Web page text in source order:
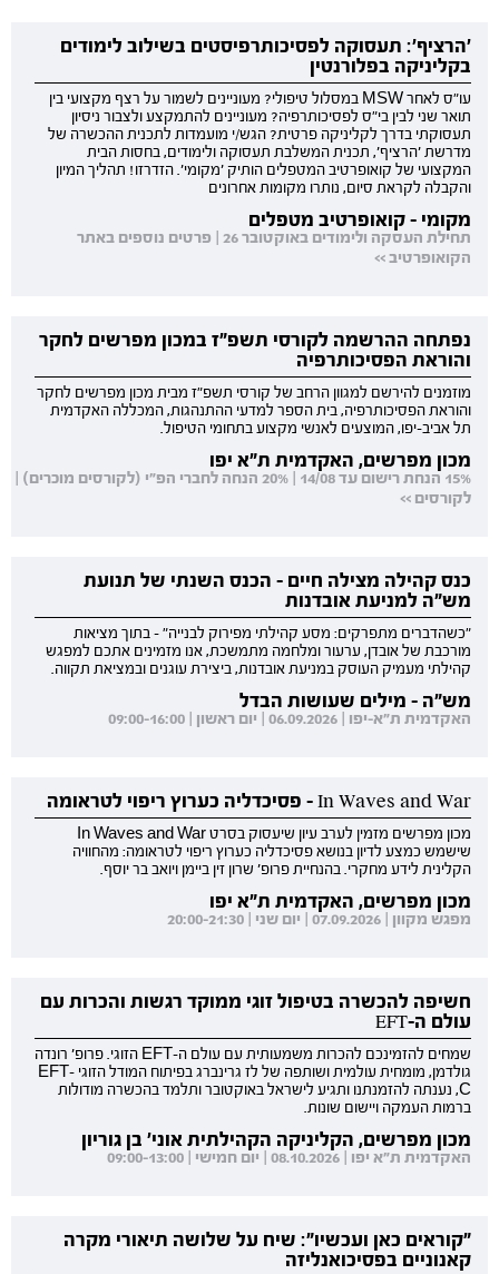
'הרציף': תעסוקה לפסיכותרפיסטים בשילוב לימודים
בקליניקה בפלורנטין
עו"ס לאחר MSW במסלול טיפולי? מעוניינים לשמור על רצף מקצועי בין
תואר שני לבין בי"ס לפסיכותרפיה? מעוניינים להתמקצע ולצבור ניסיון
תעסוקתי בדרך לקליניקה פרטית? הגש/י מועמדות לתכנית ההכשרה של
מדרשת 'הרציף', תכנית המשלבת תעסוקה ולימודים, בחסות הבית
המקצועי של קואופרטיב המטפלים הותיק 'מקומי'. הזדרזו! תהליך המיון
והקבלה לקראת סיום, נותרו מקומות אחרונים
מקומי - קואופרטיב מטפלים
תחילת העסקה ולימודים באוקטובר 26 | פרטים נוספים באתר
הקואופרטיב >>
נפתחה ההרשמה לקורסי תשפ"ז במכון מפרשים לחקר
והוראת הפסיכותרפיה
מוזמנים להירשם למגוון הרחב של קורסי תשפ"ז מבית מכון מפרשים לחקר
והוראת הפסיכותרפיה, בית הספר למדעי ההתנהגות, המכללה האקדמית
תל אביב-יפו, המוצעים לאנשי מקצוע בתחומי הטיפול.
מכון מפרשים, האקדמית ת"א יפו
15% הנחת רישום עד 14/08 | 20% הנחה לחברי הפ"י (לקורסים מוכרים) |
לקורסים >>
כנס קהילה מצילה חיים - הכנס השנתי של תנועת
מש"ה למניעת אובדנות
"כשהדברים מתפרקים: מסע קהילתי מפירוק לבנייה" - בתוך מציאות
מורכבת של אובדן, ערעור ומלחמה מתמשכת, אנו מזמינים אתכם למפגש
קהילתי מעמיק העוסק במניעת אובדנות, ביצירת עוגנים ובמציאת תקווה.
מש"ה - מילים שעושות הבדל
האקדמית ת"א-יפו | 06.09.2026 | יום ראשון | 09:00-16:00
In Waves and War - פסיכדליה כערוץ ריפוי לטראומה
מכון מפרשים מזמין לערב עיון שיעסוק בסרט In Waves and War
שישמש כמצע לדיון בנושא פסיכדליה כערוץ ריפוי לטראומה: מהחוויה
הקלינית לידע מחקרי. בהנחיית פרופ' שרון זין ביימן ויואב בר יוסף.
מכון מפרשים, האקדמית ת"א יפו
מפגש מקוון | 07.09.2026 | יום שני | 20:00-21:30
חשיפה להכשרה בטיפול זוגי ממוקד רגשות והכרות עם
עולם ה-EFT
שמחים להזמינכם להכרות משמעותית עם עולם ה-EFT הזוגי. פרופ' רונדה
גולדמן, מומחית עולמית ושותפה של לז גרינברג בפיתוח המודל הזוגי EFT-
C, נענתה להזמנתנו ותגיע לישראל באוקטובר ותלמד בהכשרה מודולות
ברמות העמקה ויישום שונות.
מכון מפרשים, הקליניקה הקהילתית אוני' בן גוריון
האקדמית ת"א יפו | 08.10.2026 | יום חמישי | 09:00-13:00
"קוראים כאן ועכשיו": שיח על שלושה תיאורי מקרה
קאנוניים בפסיכואנליזה